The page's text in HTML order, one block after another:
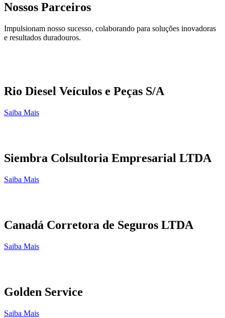
Nossos Parceiros
Impulsionam nosso sucesso, colaborando para soluções inovadoras
e resultados duradouros.
Rio Diesel Veículos e Peças S/A
Saiba Mais
Siembra Colsultoria Empresarial LTDA
Saiba Mais
Canadá Corretora de Seguros LTDA
Saiba Mais
Golden Service
Saiba Mais